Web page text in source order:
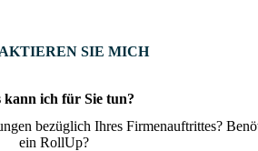
SIE MICH
kann ich für Sie tun?
bezüglich Ihres Firmenauftrittes?
ein RollUp?